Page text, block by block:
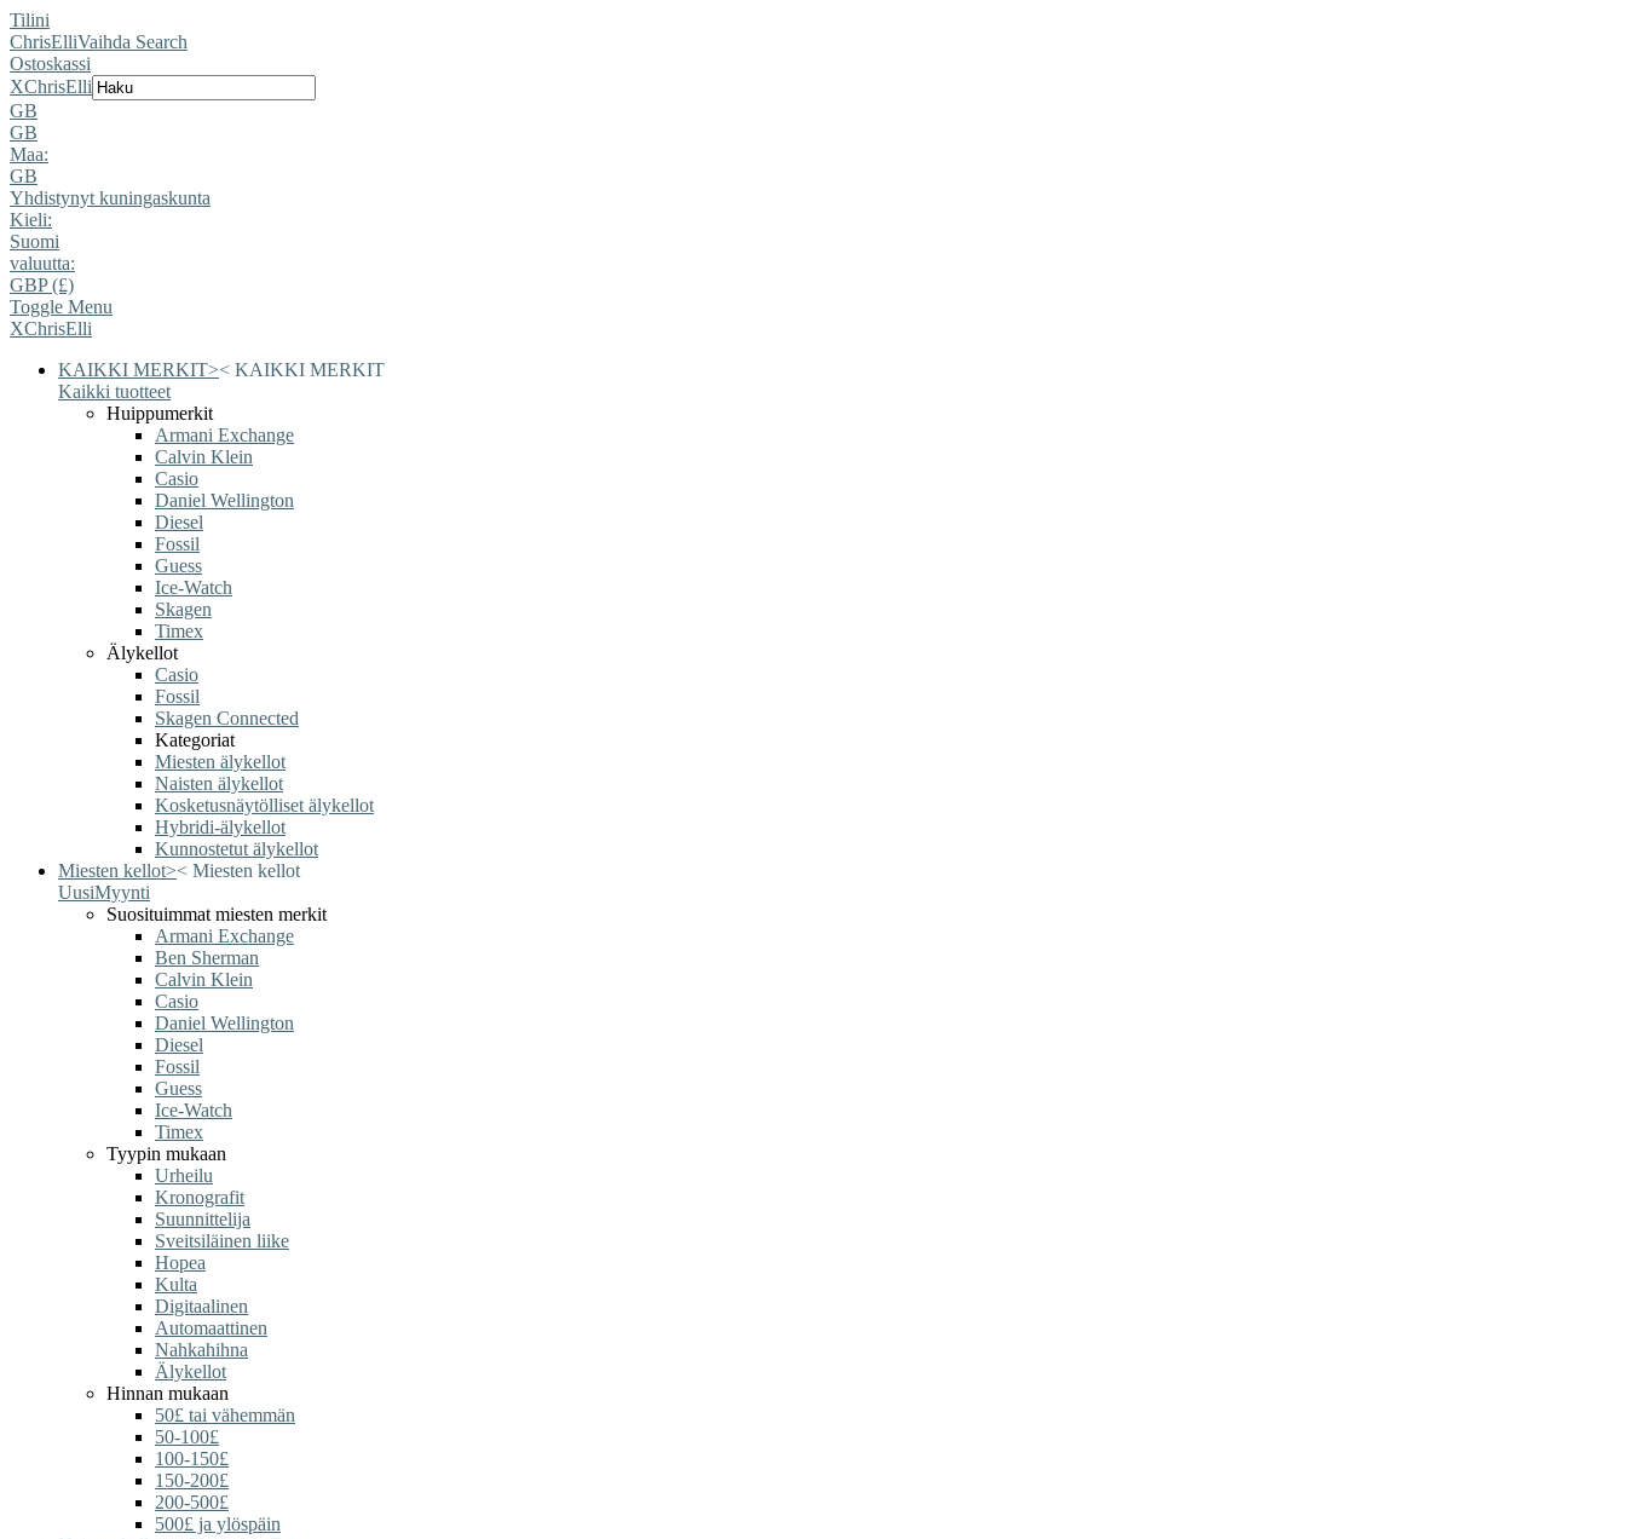
Tilini
ChrisElliVaihda Search
Ostoskassi
XChrisElli
GB
GB
Maa:
GB
Yhdistynyt kuningaskunta
Kieli:
Suomi
valuutta:
GBP (£)
Toggle Menu
XChrisElli
KAIKKI MERKIT>< KAIKKI MERKIT
Kaikki tuotteet
Huippumerkit
Armani Exchange
Calvin Klein
Casio
Daniel Wellington
Diesel
Fossil
Guess
Ice-Watch
Skagen
Timex
Älykellot
Casio
Fossil
Skagen Connected
Kategoriat
Miesten älykellot
Naisten älykellot
Kosketusnäytölliset älykellot
Hybridi-älykellot
Kunnostetut älykellot
Miesten kellot>< Miesten kellot
UusiMyynti
Suosituimmat miesten merkit
Armani Exchange
Ben Sherman
Calvin Klein
Casio
Daniel Wellington
Diesel
Fossil
Guess
Ice-Watch
Timex
Tyypin mukaan
Urheilu
Kronografit
Suunnittelija
Sveitsiläinen liike
Hopea
Kulta
Digitaalinen
Automaattinen
Nahkahihna
Älykellot
Hinnan mukaan
50£ tai vähemmän
50-100£
100-150£
150-200£
200-500£
500£ ja ylöspäin